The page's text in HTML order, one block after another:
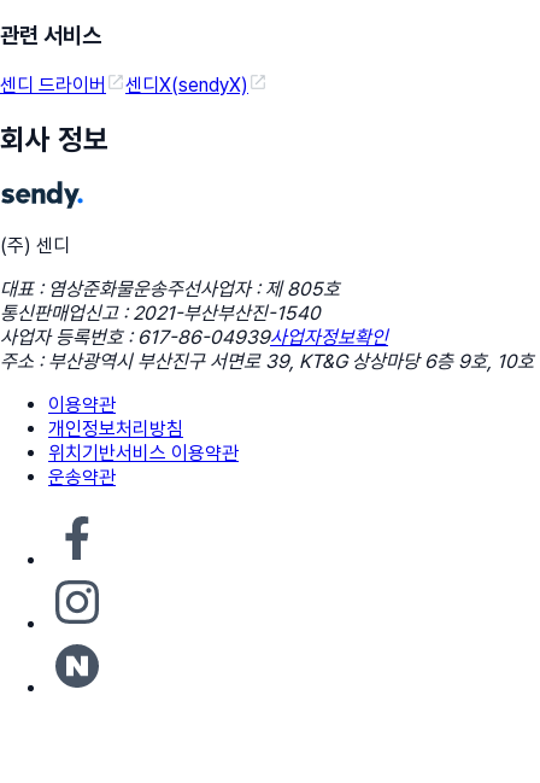
관련 서비스
센디 드라이버 센디X(sendyX)
회사 정보
(주) 센디
대표 : 염상준화물운송주선사업자 : 제 805호
통신판매업신고 : 2021-부산부산진-1540
사업자 등록번호 : 617-86-04939사업자정보확인
주소 : 부산광역시 부산진구 서면로 39, KT&G 상상마당 6층 9호, 10호
이용약관
개인정보처리방침
위치기반서비스 이용약관
운송약관